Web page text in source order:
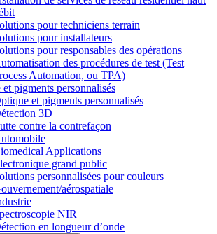
pour techniciens terrain
pour installateurs
pour responsables des opérations
des procédures de test (Test
Automation, ou TPA)
pigments personnalisés
et pigments personnalisés
3D
contre la contrefaçon
Applications
grand public
personnalisées pour couleurs
aérospatiale
NIR
en longueur d’onde